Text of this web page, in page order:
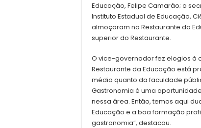
Educação, Felipe Camarão; o
Instituto Estadual de Educação,
almoçaram no Restaurante da
superior do Restaurante.
O vice-governador fez elogios à
Restaurante da Educação está
médio quanto da faculdade
Gastronomia é uma
nessa área. Então, temos aqui
Educação e a boa formação
gastronomia”, destacou.